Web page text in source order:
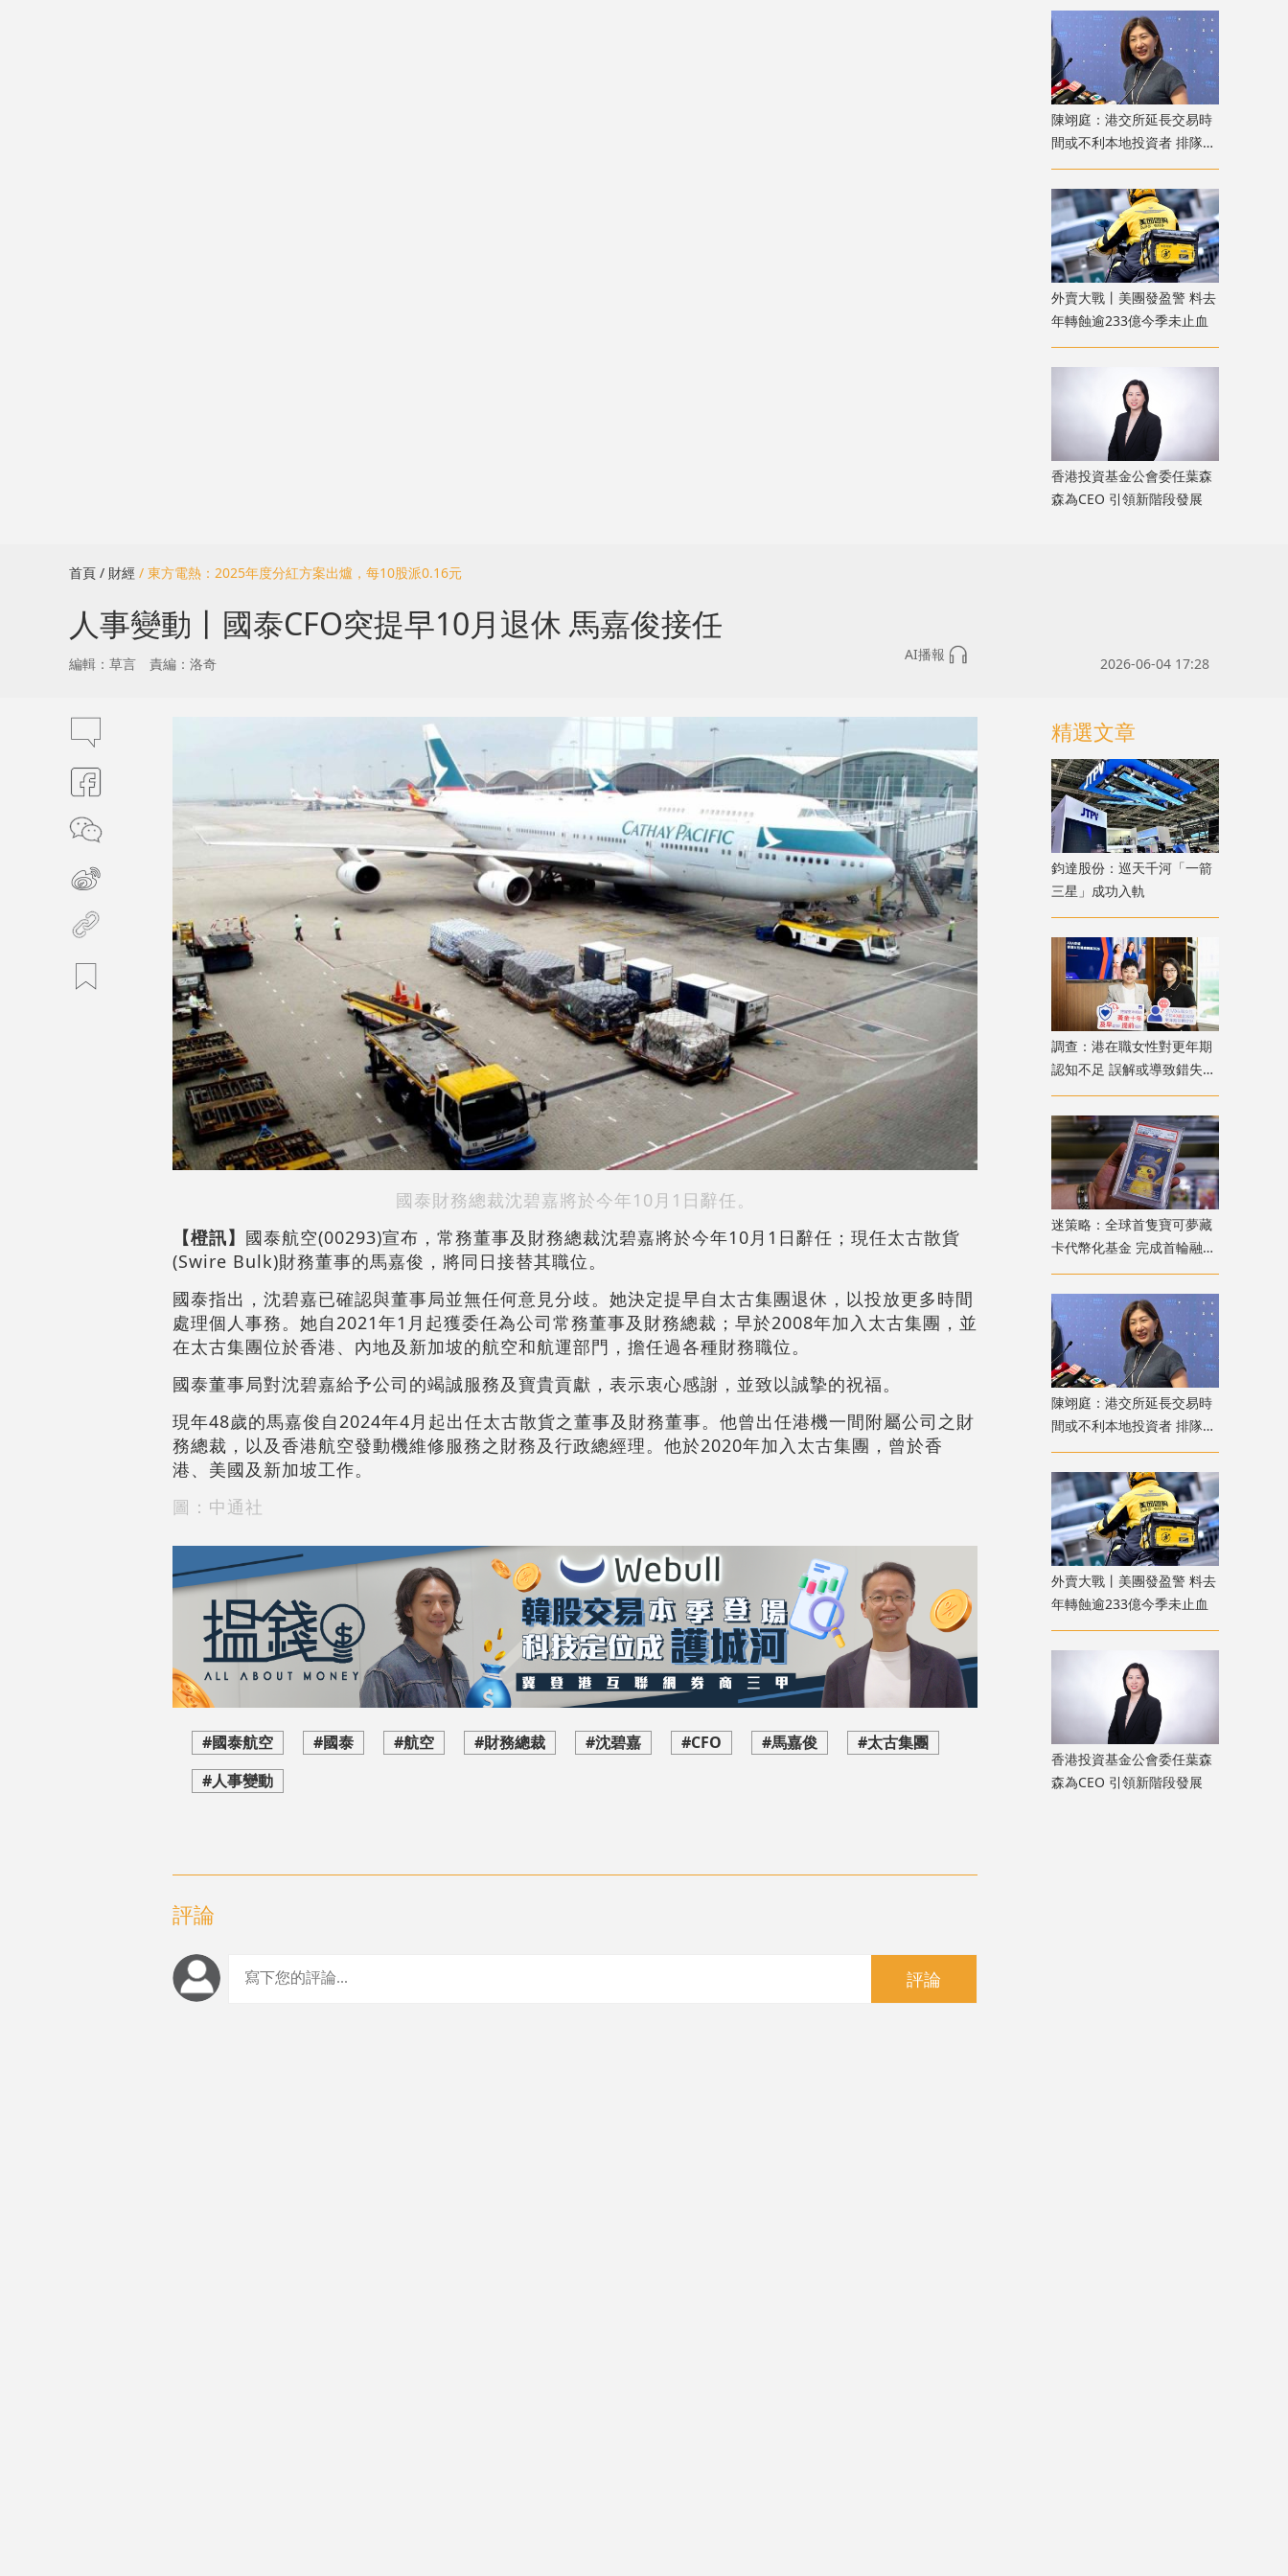
陳翊庭：港交所延長交易時
間或不利本地投資者 排隊上
市公司數量創新高
外賣大戰丨美團發盈警 料去
年轉蝕逾233億今季未止血
香港投資基金公會委任葉森
森為CEO 引領新階段發展
首頁 / 財經 / 東方電熱：2025年度分紅方案出爐，每10股派0.16元
人事變動丨國泰CFO突提早10月退休 馬嘉俊接任
AI播報
編輯：草言 責編：洛奇 2026-06-04 17:28
國泰財務總裁沈碧嘉將於今年10月1日辭任。
【橙訊】 國泰航空(00293)宣布，常務董事及財務總裁沈碧嘉將於今年10月1日辭任；現任太古散貨
(Swire Bulk)財務董事的馬嘉俊，將同日接替其職位。
國泰指出，沈碧嘉已確認與董事局並無任何意見分歧。她決定提早自太古集團退休，以投放更多時間
處理個人事務。她自2021年1月起獲委任為公司常務董事及財務總裁；早於2008年加入太古集團，並
在太古集團位於香港、內地及新加坡的航空和航運部門，擔任過各種財務職位。
國泰董事局對沈碧嘉給予公司的竭誠服務及寶貴貢獻，表示衷心感謝，並致以誠摯的祝福。
現年48歲的馬嘉俊自2024年4月起出任太古散貨之董事及財務董事。他曾出任港機一間附屬公司之財
務總裁，以及香港航空發動機維修服務之財務及行政總經理。他於2020年加入太古集團，曾於香
港、美國及新加坡工作。
圖：中通社
#國泰航空 #國泰 #航空 #財務總裁 #沈碧嘉 #CFO #馬嘉俊
#太古集團
#人事變動
評論
評論
精選文章
鈞達股份：巡天千河「一箭
三星」成功入軌
調查：港在職女性對更年期
認知不足 誤解或導致錯失
「黃金預防期」
迷策略：全球首隻寶可夢藏
卡代幣化基金 完成首輪融資
兼獲超購
陳翊庭：港交所延長交易時
間或不利本地投資者 排隊上
市公司數量創新高
外賣大戰丨美團發盈警 料去
年轉蝕逾233億今季未止血
香港投資基金公會委任葉森
森為CEO 引領新階段發展